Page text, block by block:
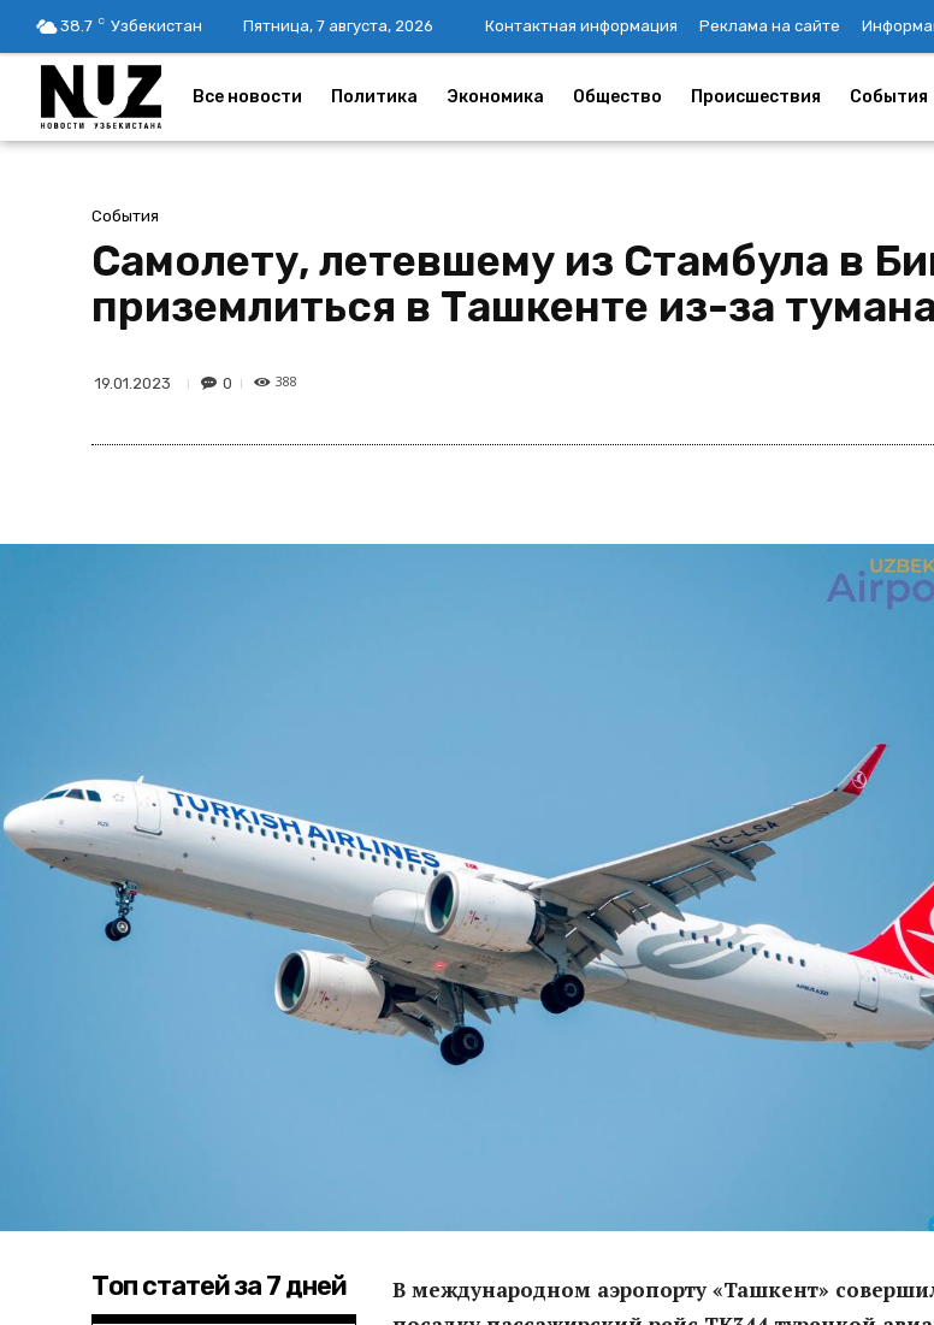
38.7 C Узбекистан Пятница, 7 августа, 2026 Контактная информация Реклама на сайте
Все новости Политика Экономика Общество Происшествия События
События
Самолету, летевшему из Стамбула в
приземлиться в Ташкенте из-за
19.01.2023 0 388
Топ статей за 7 дней
В международном аэропорту «Ташкент»